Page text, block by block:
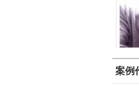
案例